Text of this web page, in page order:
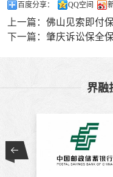
百度分享： QQ空间
上一篇： 佛山见索即付
下一篇： 肇庆诉讼保全
界融
预付款保函